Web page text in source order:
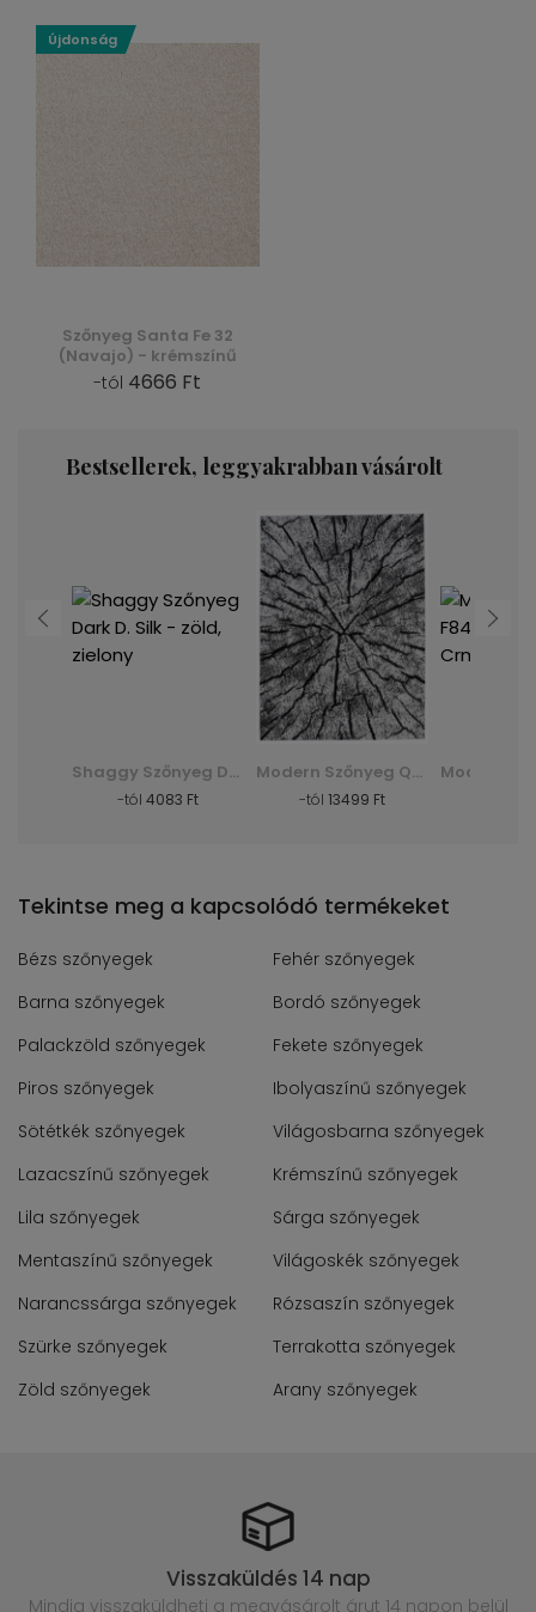
Szőnyeg Santa Fe 32
(Navajo) - krémszínű
-tól 4666 Ft
Újdonság
Bestsellerek, leggyakrabban vásárolt
Shaggy Szőnyeg Dark D. Silk - zöld, zielony
-tól 4083 Ft
Modern Szőnyeg Q710A Luxury Pp Esm - fehér, biały
-tól 13499 Ft
Tekintse meg a kapcsolódó termékeket
Bézs szőnyegek
Fehér szőnyegek
Barna szőnyegek
Bordó szőnyegek
Palackzöld szőnyegek
Fekete szőnyegek
Piros szőnyegek
Ibolyaszínű szőnyegek
Sötétkék szőnyegek
Világosbarna szőnyegek
Lazacszínű szőnyegek
Krémszínű szőnyegek
Lila szőnyegek
Sárga szőnyegek
Mentaszínű szőnyegek
Világoskék szőnyegek
Narancssárga szőnyegek
Rózsaszín szőnyegek
Szürke szőnyegek
Terrakotta szőnyegek
Zöld szőnyegek
Arany szőnyegek
Visszaküldés 14 nap
Mindig visszaküldheti a megvásárolt árut 14 napon belül